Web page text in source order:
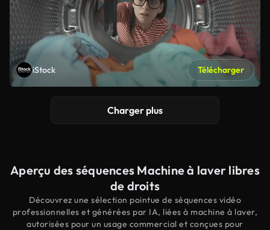
iStock Télécharger
Charger plus
Aperçu des séquences Machine à laver libres
de droits
Découvrez une sélection pointue de séquences vidéo
professionnelles et générées par IA, liées à machine à laver,
autorisées pour un usage commercial et conçues pour